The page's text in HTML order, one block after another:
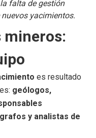
falta de gestión
yacimientos.
mineros:
es resultado
geólogos,
y analistas de